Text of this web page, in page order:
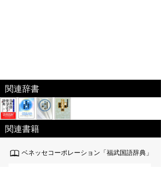
関連辞書
関連書籍
ベネッセコーポレーション「福武国語辞典」